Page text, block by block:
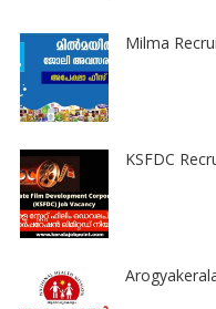
Milma
KSFDC